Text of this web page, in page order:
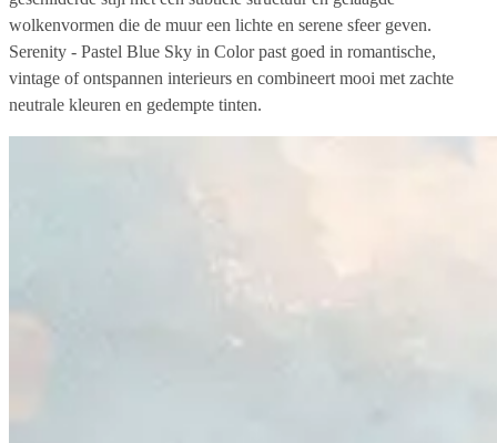
wolkenvormen die de muur een lichte en serene sfeer geven.
Serenity - Pastel Blue Sky in Color past goed in romantische,
vintage of ontspannen interieurs en combineert mooi met zachte
neutrale kleuren en gedempte tinten.